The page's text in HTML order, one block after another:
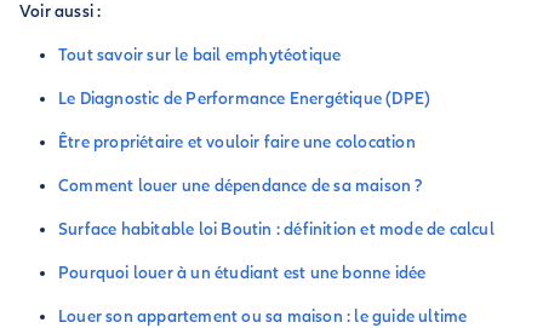
Voir aussi :
Tout savoir sur le bail emphytéotique
Le Diagnostic de Performance Energétique (DPE)
Être propriétaire et vouloir faire une colocation
Comment louer une dépendance de sa maison ?
Surface habitable loi Boutin : définition et mode de calcul
Pourquoi louer à un étudiant est une bonne idée
Louer son appartement ou sa maison : le guide ultime